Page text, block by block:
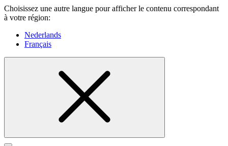
Choisissez une autre langue pour afficher le contenu correspondant
à votre région:
Nederlands
Français